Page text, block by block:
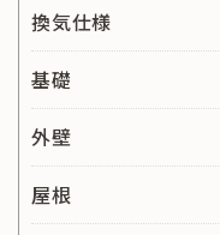
換気仕様
基礎
外壁
屋根